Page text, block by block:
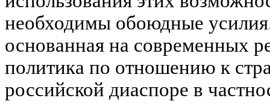
необходимы обоюдные
основанная на современных
политика по отношению к
российской диаспоре в